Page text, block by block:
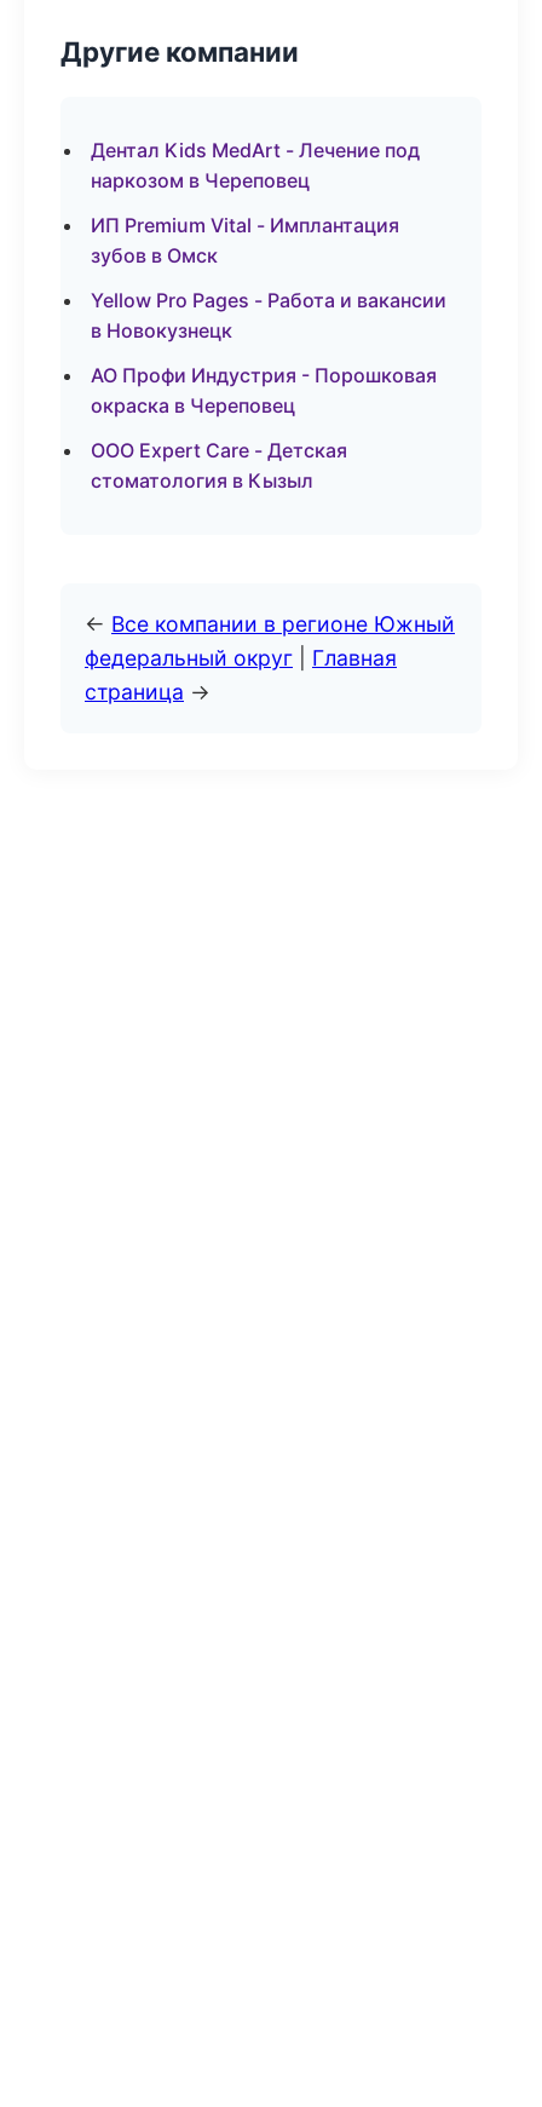
Другие компании
Дентал Kids MedArt - Лечение под
наркозом в Череповец
ИП Premium Vital - Имплантация
зубов в Омск
Yellow Pro Pages - Работа и вакансии
в Новокузнецк
АО Профи Индустрия - Порошковая
окраска в Череповец
ООО Expert Care - Детская
стоматология в Кызыл
← Все компании в регионе Южный
федеральный округ
Главная
страница →